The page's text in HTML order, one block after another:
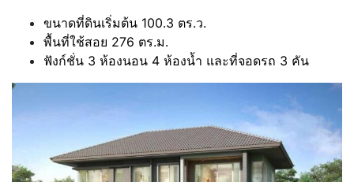
ขนาดที่ดินเริ่มต้น 100.3 ตร.ว.
พื้นที่ใช้สอย 276 ตร.ม.
ฟังก์ชั่น 3 ห้องนอน 4 ห้องน้ำ และที่จอดรถ 3 คัน